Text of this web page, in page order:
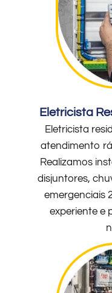
Eletricista
Eletricista
atendimento
Realizamos
disjuntores,
emergenciais
experiente e